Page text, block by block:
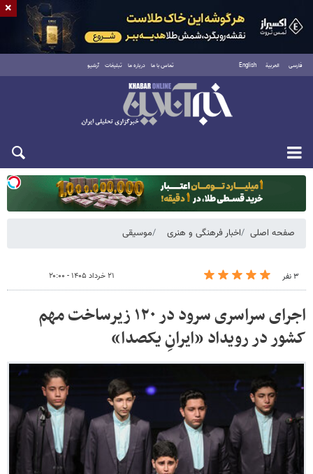
فارسی العربية English تماس با ما درباره ما تبلیغات آرشیو
یکشنبه ۱۸ مرداد ۱۴۰۵
صفحه اصلی اخبار فرهنگی و هنری موسیقی
۳ نفر ۲۱ خرداد ۱۴۰۵ - ۲۰:۰۰
اجرای سراسری سرود در ۱۲۰ زیرساخت مهم
کشور در رویداد «ایرانِ یکصدا»
×